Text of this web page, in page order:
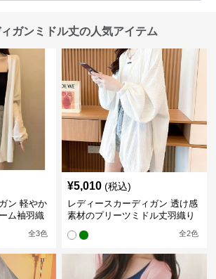
ガンミドル丈の人気アイテム
ン 軽やか
ム袖羽織
全3色
¥5,010 (税込)
レディースカーディガン 透け感
素材のプリーツミドル丈羽織り
全2色